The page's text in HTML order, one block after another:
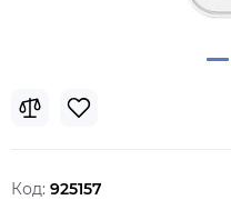
Код: 925157